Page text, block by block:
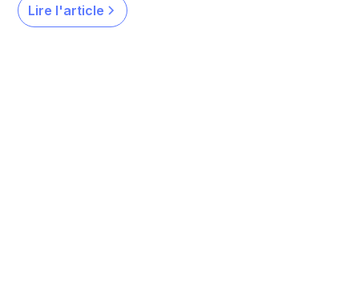
Lire l'article